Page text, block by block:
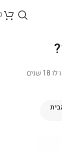
הכניסה והרכישה בחנות האתר מיועדת למי שמלאו לו 18 שנים